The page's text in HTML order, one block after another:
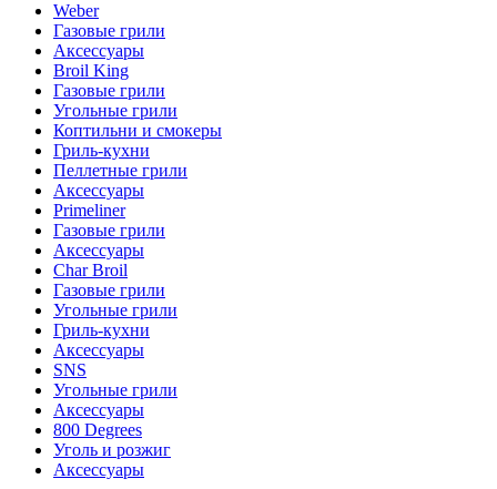
Weber
Газовые грили
Аксессуары
Broil King
Газовые грили
Угольные грили
Коптильни и смокеры
Гриль-кухни
Пеллетные грили
Аксессуары
Primeliner
Газовые грили
Аксессуары
Char Broil
Газовые грили
Угольные грили
Гриль-кухни
Аксессуары
SNS
Угольные грили
Аксессуары
800 Degrees
Уголь и розжиг
Аксессуары